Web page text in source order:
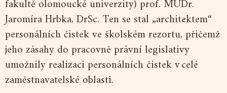
fakultě olomoucké univerzity) prof. MUDr.
Jaromíra Hrbka, DrSc. Ten se stal „architektem“
personálních čistek ve školském rezortu, přičemž
jeho zásahy do pracovně právní legislativy
umožnily realizaci personálních čistek v celé
zaměstnavatelské oblasti.